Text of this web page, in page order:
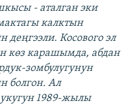
- аталган эки
калктын
Косового эл
көз карашымда, абдан
зомбулугунун
болгон. Ал
1989-жылы